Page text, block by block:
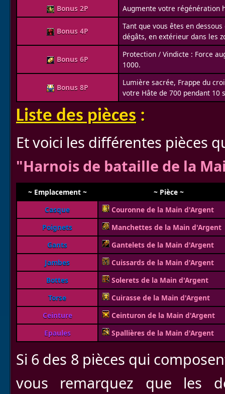
Bonus 2P Augmente votre régénération
Bonus 4P
Tant que vous êtes en
dégâts, en extérieur dans les
Bonus 6P
Protection / Vindicte : Force
1000.
Bonus 8P
Lumière sacrée, Frappe du
votre Hâte de 700 pendant 10
Liste des pièces :
Et voici les différentes pièces
"Harnois de bataille de la
~ Emplacement ~
~ Pièce ~
Casque
Couronne de la Main d'Argent
Poignets
Manchettes de la Main d'Argent
Gants
Gantelets de la Main d'Argent
Jambes
Cuissards de la Main d'Argent
Bottes
Solerets de la Main d'Argent
Torse
Cuirasse de la Main d'Argent
Ceinture
Ceinturon de la Main d'Argent
Epaules
Spallières de la Main d'Argent
Si 6 des 8 pièces qui
vous remarquez que les